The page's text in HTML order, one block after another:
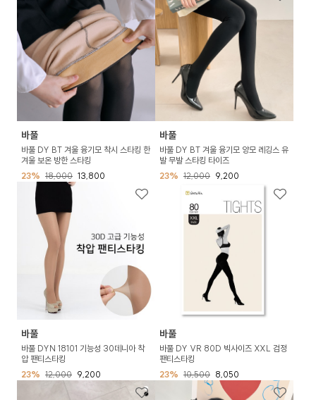
바풀
바풀 DY BT 겨울 융기모 착시 스타킹 한
겨울 보온 방한 스타킹
23% 18,000 13,800
바풀
바풀 DY BT 겨울 융기모 양모 레깅스 유
발 무발 스타킹 타이즈
23% 12,000 9,200
바풀
바풀 DYN 18101 기능성 30데니아 착
압 팬티스타킹
23% 12,000 9,200
바풀
바풀 DY VR 80D 빅사이즈 XXL 검정
팬티스타킹
23% 10,500 8,050